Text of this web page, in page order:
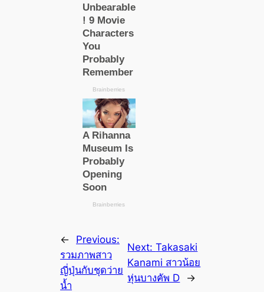
←
Previous:
รวมภาพสาว
ญี่ปุ่นกับชุดว่าย
น้ำ
Next:Takasaki
Kanami สาวน้อย
หุ่นบางคัพ D
→